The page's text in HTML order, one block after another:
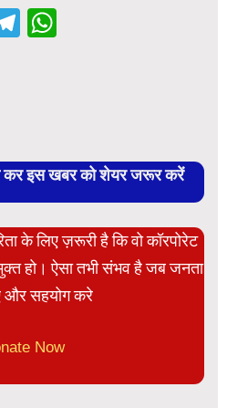
Telegram
कर इस खबर को शेयर जरूर करें
के लिए ज़रूरी है कि वो कॉरपोरेट
हो। ऐसा तभी संभव है जब जनता
सहयोग करे
Now